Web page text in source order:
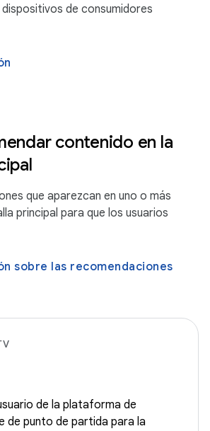
dispositivos de consumidores
contenido en la
que aparezcan en uno o más
principal para que los usuarios
sobre las recomendaciones
de la plataforma de
de punto de partida para la